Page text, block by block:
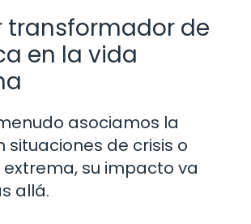
transformador de
en la vida
asociamos la
situaciones de crisis o
su impacto va
allá.